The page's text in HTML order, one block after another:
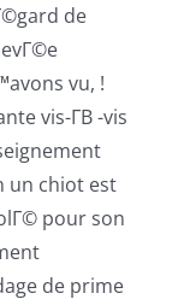
de
vu, !
vis-Г­В -vis
un chiot est
pour son
de prime